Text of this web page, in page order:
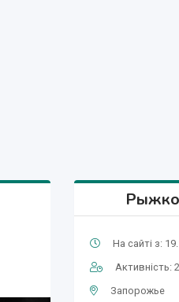
На сайті з:
Активність:
Запорожье